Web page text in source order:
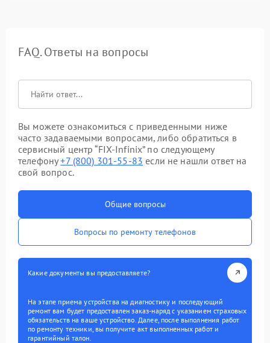
FAQ. Ответы на вопросы
Вы можете ознакомиться с приведенными ниже
часто задаваемыми вопросами, либо обратиться в
сервисный центр “FIX-Infinix” по следующему
телефону+7 (800) 301-55-83 если не нашли ответ на
свой вопрос.
Общие вопросы
Вопросы по ремонту телефонов
Какие документы вы предоставляете?
На этапе приема устройства на диагностику и последующий
ремонт вам будет предоставлен заказ-наряд с указанием страховых
обязательств на ваше устройство. Далее, после выполнения работ
по ремонту техники, вы получите акт выполненных работ и
гарантийный талон.